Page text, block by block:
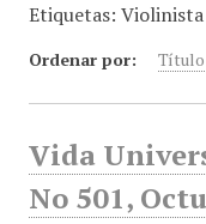
Etiquetas: Violinista
Ordenar por: Título
Vida
No 501,